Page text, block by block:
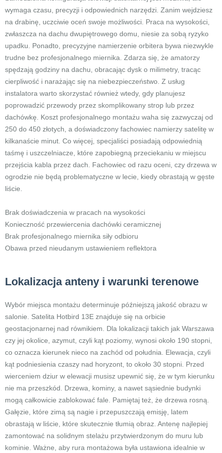
wymaga czasu, precyzji i odpowiednich narzędzi. Zanim wejdziesz
na drabinę, uczciwie oceń swoje możliwości. Praca na wysokości,
zwłaszcza na dachu dwupiętrowego domu, niesie za sobą ryzyko
upadku. Ponadto, precyzyjne namierzenie orbitera bywa niezwykle
trudne bez profesjonalnego miernika. Zdarza się, że amatorzy
spędzają godziny na dachu, obracając dysk o milimetry, tracąc
cierpliwość i narażając się na niebezpieczeństwo. Z usług
instalatora warto skorzystać również wtedy, gdy planujesz
poprowadzić przewody przez skomplikowany strop lub przez
dachówkę. Koszt profesjonalnego montażu waha się zazwyczaj od
250 do 450 złotych, a doświadczony fachowiec namierzy satelitę w
kilkanaście minut. Co więcej, specjaliści posiadają odpowiednią
taśmę i uszczelniacze, które zapobiegną przeciekaniu w miejscu
przejścia kabla przez dach. Fachowiec od razu oceni, czy drzewa w
ogrodzie nie będą problematyczne w lecie, kiedy obrastają w gęste
liście.
Brak doświadczenia w pracach na wysokości
Konieczność przewiercenia dachówki ceramicznej
Brak profesjonalnego miernika siły odbioru
Obawa przed nieudanym ustawieniem reflektora
Lokalizacja anteny i warunki terenowe
Wybór miejsca montażu determinuje późniejszą jakość obrazu w
salonie. Satelita Hotbird 13E znajduje się na orbicie
geostacjonarnej nad równikiem. Dla lokalizacji takich jak Warszawa
czy jej okolice, azymut, czyli kąt poziomy, wynosi około 190 stopni,
co oznacza kierunek nieco na zachód od południa. Elewacja, czyli
kąt podniesienia czaszy nad horyzont, to około 30 stopni. Przed
wierceniem dziur w elewacji musisz upewnić się, że w tym kierunku
nie ma przeszkód. Drzewa, kominy, a nawet sąsiednie budynki
mogą całkowicie zablokować fale. Pamiętaj też, że drzewa rosną.
Gałęzie, które zimą są nagie i przepuszczają emisję, latem
obrastają w liście, które skutecznie tłumią obraz. Antenę najlepiej
zamontować na solidnym stelażu przytwierdzonym do muru lub
kominie. Ważne, aby rura montażowa była ustawiona idealnie w